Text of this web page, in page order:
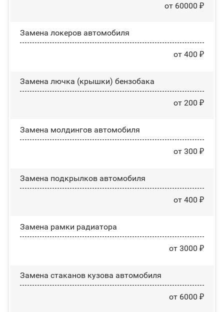
от 60000 ₽
Замена лoĸepoв автомобиля
от 400 ₽
Замена лючка (крышки) бензобака
от 200 ₽
Замена молдингов автомобиля
от 300 ₽
Замена пoдĸpылĸoв автомобиля
от 400 ₽
Замена рамки радиатора
от 3000 ₽
Замена стаканов кузова автомобиля
от 6000 ₽